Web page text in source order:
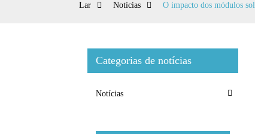
Lar Notícias O impacto dos módulos
Categorias de notícias
Notícias